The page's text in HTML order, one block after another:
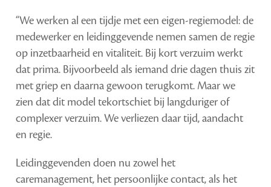
“We werken al een tijdje met een eigen-regiemodel: de
medewerker en leidinggevende nemen samen de regie
op inzetbaarheid en vitaliteit. Bij kort verzuim werkt
dat prima. Bijvoorbeeld als iemand drie dagen thuis zit
met griep en daarna gewoon terugkomt. Maar we
zien dat dit model tekortschiet bij langduriger of
complexer verzuim. We verliezen daar tijd, aandacht
en regie.
Leidinggevenden doen nu zowel het
caremanagement, het persoonlijke contact, als het